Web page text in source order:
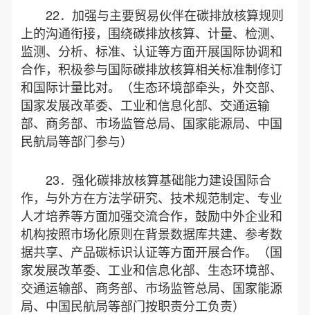
22．加强与主要贸易伙伴在碳排放核算规则
上的沟通衔接，围绕碳排放核算、计量、检测、
监测、分析、标准、认证等方面开展国际协调和
合作，积极参与国际碳排放核算相关标准制修订
和国际计量比对。（生态环境部牵头，外交部、
国家发展改革委、工业和信息化部、交通运输
部、商务部、市场监管总局、国家能源局、中国
民航局等部门参与）
23．强化碳排放核算基础能力建设国际合
作，与外方在方法学研究、技术规范制定、专业
人才培养等方面加强交流合作，鼓励中外企业和
机构按照市场化原则在背景数据库共建、参考数
据共享、产品碳标识认证等方面开展合作。（国
家发展改革委、工业和信息化部、生态环境部、
交通运输部、商务部、市场监管总局、国家能源
局、中国民航局等部门按职责分工负责）